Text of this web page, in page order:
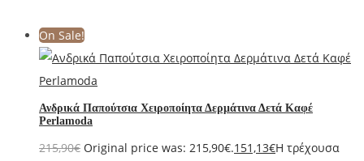
On Sale!
Ανδρικά Παπούτσια Χειροποίητα Δερμάτινα Δετά Καφέ
Perlamoda
215,90€ Original price was: 215,90€.151,13€Η τρέχουσα